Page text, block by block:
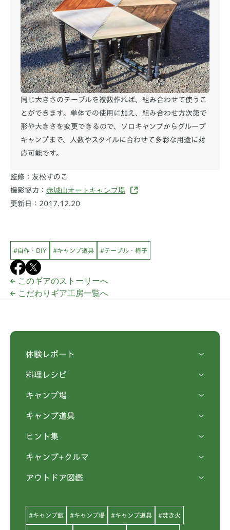
同じ大きさのテーブルを複数作れば、組み合わせて使うこ
とができます。単体での使用に加え、組み合わせ方次第で
形や大きさを変更できるので、ソロキャンプからグループ
キャンプまで、人数やスタイルに合わせて多彩な用途に対
応可能です。
監修：友松すのこ
撮影協力： 赤城山オートキャンプ場
更新日：2017.12.20
#自作・DIY #キャンプ道具 #テーブル・椅子
このギアのストーリーへ
こだわりギア工房一覧へ
体験レポート
料理レシピ
キャンプ場
キャンプ道具
ヒント集
キャンプ+クルマ
アウトドア図鑑
#キャンプ飯 #キャンプ場 #キャンプ道具 #焚き火